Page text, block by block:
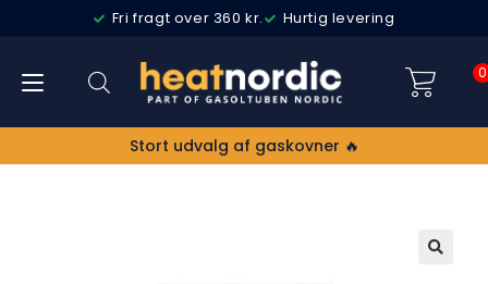
Fri fragt over 360 kr. Hurtig levering
0
Stort udvalg af gaskovner 🔥